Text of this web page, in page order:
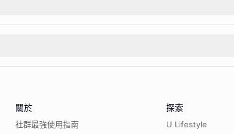
關於
社群最強使用指南
探索
U Lifestyle